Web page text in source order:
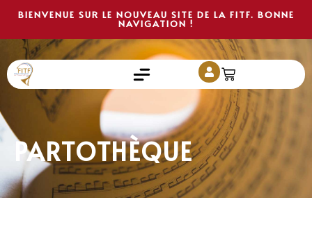
BIENVENUE SUR LE NOUVEAU SITE DE LA FITF. BONNE
NAVIGATION !
PARTOTHÈQUE